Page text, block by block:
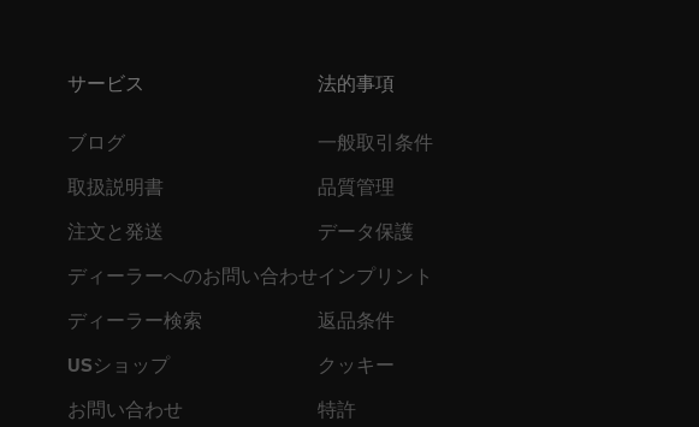
サービス
ブログ
取扱説明書
注文と発送
ディーラーへのお問い合わせ
ディーラー検索
USショップ
お問い合わせ
法的事項
一般取引条件
品質管理
データ保護
インプリント
返品条件
クッキー
特許